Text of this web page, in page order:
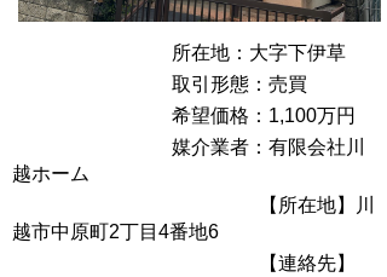
所在地：大字下伊草
取引形態：売買
希望価格：1,100万円
媒介業者：有限会社川
越ホーム
【所在地】川
越市中原町2丁目4番地6
【連絡先】